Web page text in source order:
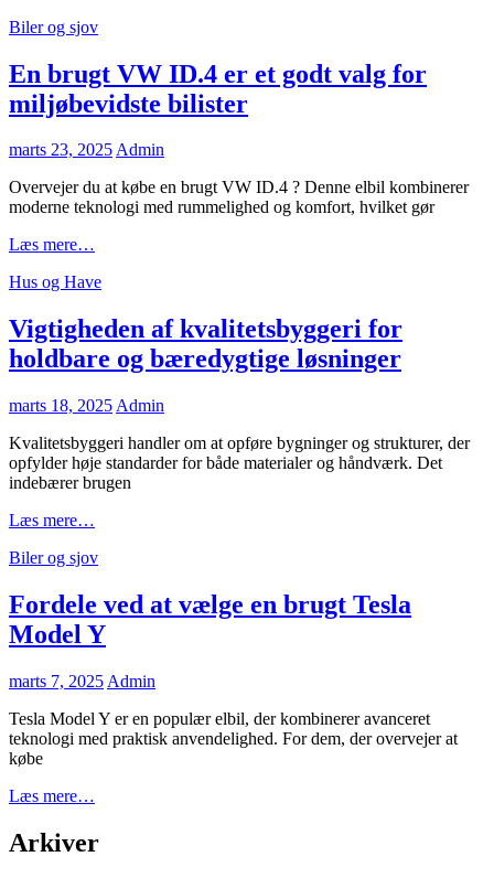
bæredygtighed
dansk
svinekød
Cat
Biler og sjov
En brugt VW ID.4 er et godt valg for
miljøbevidste bilister
Posted
marts 23, 2025Admin
Overvejer du at købe en brugt VW ID.4 ? Denne elbil kombinerer
moderne teknologi med rummelighed og komfort, hvilket gør
Læs mere…
VW
er
et
godt
for
bilister
Cat
Hus og Have
Vigtigheden af kvalitetsbyggeri for
holdbare og bæredygtige løsninger
Posted
marts 18, 2025 Admin
Kvalitetsbyggeri handler om at opføre bygninger og strukturer, der
opfylder høje standarder for både materialer og håndværk. Det
indebærer brugen
Læs mere…
kvalitetsbyggeri
holdbare
og
bæredygtige
Cat
Biler og sjov
Fordele ved at vælge en brugt Tesla
Model Y
Posted
marts 7, 2025 Admin
Tesla Model Y er en populær elbil, der kombinerer avanceret
teknologi med praktisk anvendelighed. For dem, der overvejer at
købe
Læs mere…
vælge
Arkiver